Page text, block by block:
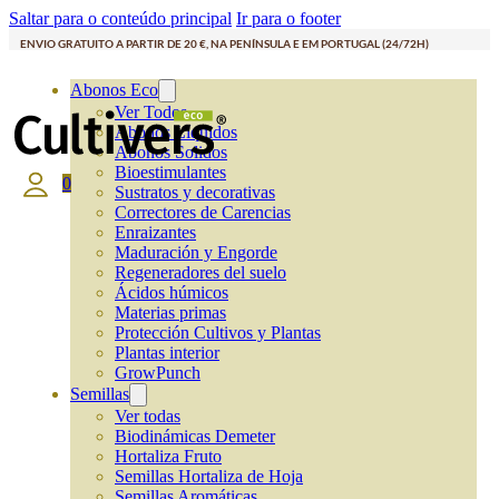
Saltar para o conteúdo principal Ir para o footer
ENVIO GRATUITO A PARTIR DE 20 €, NA PENÍNSULA E EM PORTUGAL (24/72H)
Abonos Eco
Ver Todos
Abonos Líquidos
Abonos Solidos
Bioestimulantes
Sustratos y decorativas
Correctores de Carencias
Enraizantes
Maduración y Engorde
Regeneradores del suelo
Ácidos húmicos
Materias primas
Protección Cultivos y Plantas
Plantas interior
GrowPunch
Semillas
Ver todas
Biodinámicas Demeter
Hortaliza Fruto
Semillas Hortaliza de Hoja
0